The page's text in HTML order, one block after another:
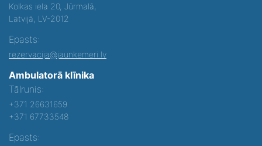
Kolkas iela 20, Jūrmalā,
Latvijā, LV-2012
Epasts:
rezervacija@jaunkemeri.lv
Ambulatorā klīnika
Tālrunis:
+371 26631659
+371 67733548
Epasts: